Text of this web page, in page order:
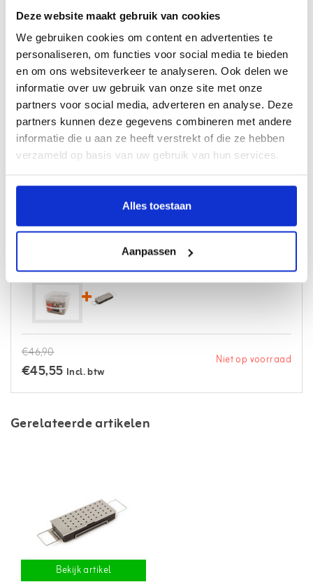
Deze website maakt gebruik van cookies
We gebruiken cookies om content en advertenties te
personaliseren, om functies voor social media te bieden
en om ons websiteverkeer te analyseren. Ook delen we
informatie over uw gebruik van onze site met onze
partners voor social media, adverteren en analyse. Deze
partners kunnen deze gegevens combineren met andere
informatie die u aan ze heeft verstrekt of die ze hebben
verzameld op basis van uw gebruik van hun services.
Alles toestaan
Aanpassen
Kan eventueel gemengd worden met eik of hickory
Ideaal bij gevogelte
Hoe gebruik je rookchips in jouw barbecue?
Strooi eenvoudig een paar handjes (1 tot 3, afhankelijk van de
hoeveelheid vlees en de grootte van jouw barbecue) met chips tussen
je kolen of briketten. Wil je nog meer rook? gebruik dan despeciale
Smoker Box
Verpakking:
Inhoud 2 kg
emmer met rookchips olijf 2 kg + Smoker Box
€46,90
€45,55 Incl. btw
Niet op voorraad
Gerelateerde artikelen
Bekijk artikel